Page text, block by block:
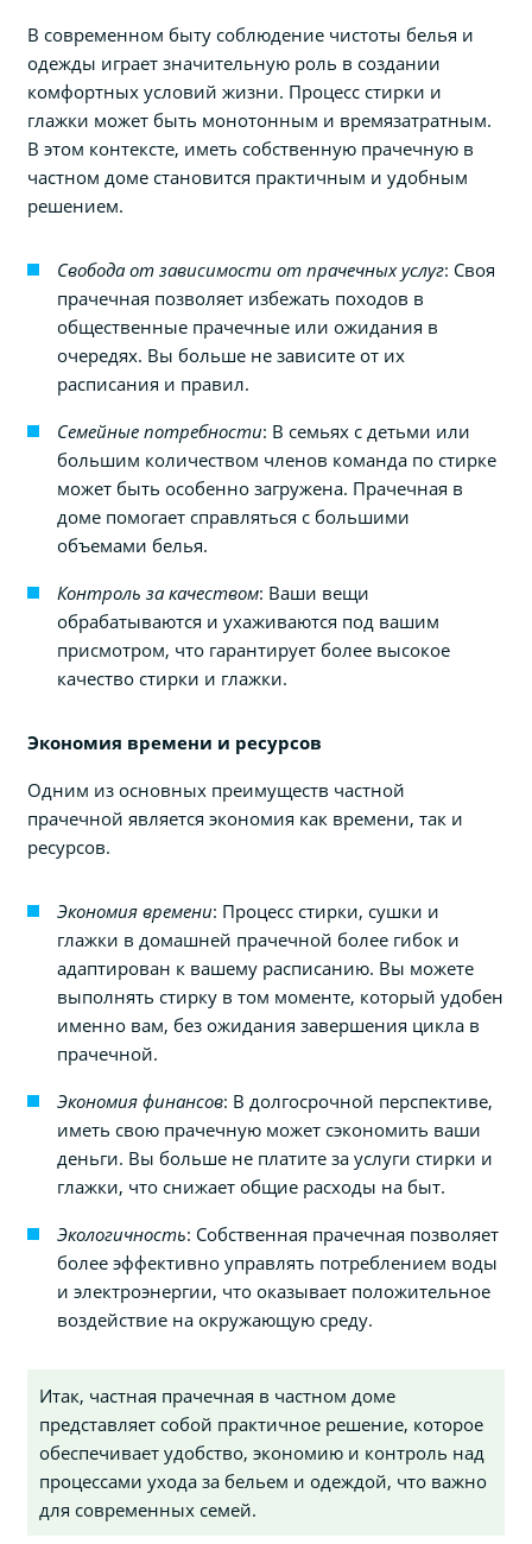
В современном быту соблюдение чистоты белья и
одежды играет значительную роль в создании
комфортных условий жизни. Процесс стирки и
глажки может быть монотонным и времязатратным.
В этом контексте, иметь собственную прачечную в
частном доме становится практичным и удобным
решением.
Свобода от зависимости от прачечных услуг: Своя
прачечная позволяет избежать походов в
общественные прачечные или ожидания в
очередях. Вы больше не зависите от их
расписания и правил.
Семейные потребности: В семьях с детьми или
большим количеством членов команда по стирке
может быть особенно загружена. Прачечная в
доме помогает справляться с большими
объемами белья.
Контроль за качеством: Ваши вещи
обрабатываются и ухаживаются под вашим
присмотром, что гарантирует более высокое
качество стирки и глажки.
Экономия времени и ресурсов
Одним из основных преимуществ частной
прачечной является экономия как времени, так и
ресурсов.
Экономия времени: Процесс стирки, сушки и
глажки в домашней прачечной более гибок и
адаптирован к вашему расписанию. Вы можете
выполнять стирку в том моменте, который удобен
именно вам, без ожидания завершения цикла в
прачечной.
Экономия финансов: В долгосрочной перспективе,
иметь свою прачечную может сэкономить ваши
деньги. Вы больше не платите за услуги стирки и
глажки, что снижает общие расходы на быт.
Экологичность: Собственная прачечная позволяет
более эффективно управлять потреблением воды
и электроэнергии, что оказывает положительное
воздействие на окружающую среду.
Итак, частная прачечная в частном доме
представляет собой практичное решение, которое
обеспечивает удобство, экономию и контроль над
процессами ухода за бельем и одеждой, что важно
для современных семей.